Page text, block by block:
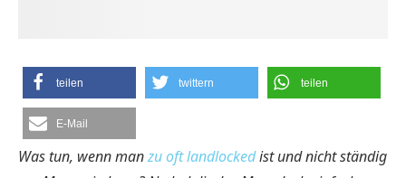
teilen twittern teilen
E-Mail
Was tun, wenn manzu oft landlockedist und nicht ständig